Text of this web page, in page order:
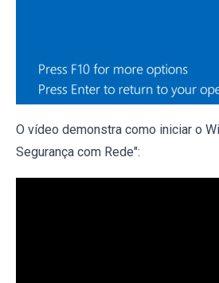
O vídeo demonstra como iniciar o
Segurança com Rede":